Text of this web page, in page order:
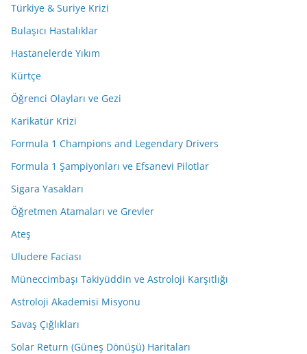
Türkiye & Suriye Krizi
Bulaşıcı Hastalıklar
Hastanelerde Yıkım
Kürtçe
Öğrenci Olayları ve Gezi
Karikatür Krizi
Formula 1 Champions and Legendary Drivers
Formula 1 Şampiyonları ve Efsanevi Pilotlar
Sigara Yasakları
Öğretmen Atamaları ve Grevler
Ateş
Uludere Faciası
Müneccimbaşı Takiyüddin ve Astroloji Karşıtlığı
Astroloji Akademisi Misyonu
Savaş Çığlıkları
Solar Return (Güneş Dönüşü) Haritaları